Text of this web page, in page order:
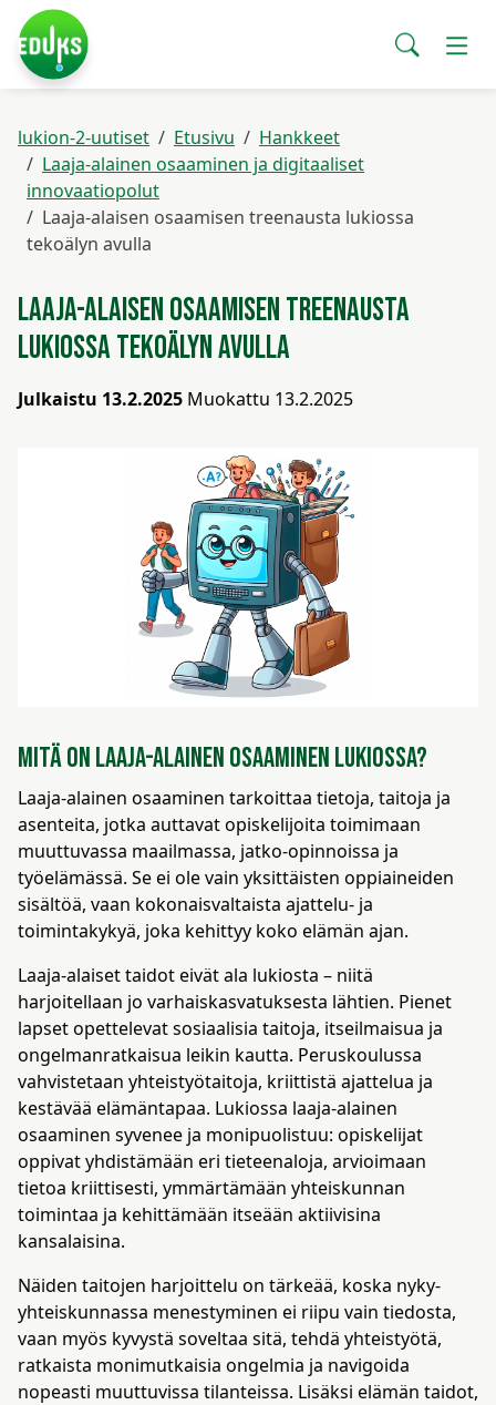
Siirry pääsisältöön
Valitse
oleva
tulos
ylös-
ja
alasnuolilla.
valittuun
hakutulokseen
painamalla
Kosketuslaitteiden
pyyhkäisyliikkeitä.
lukion-2-uutiset Etusivu
Hankkeet
Laaja-alainen osaaminen ja digitaaliset
innovaatiopolut
Laaja-alaisen osaamisen treenausta lukiossa
tekoälyn avulla
Laaja-alaisen osaamisen treenausta
lukiossa tekoälyn avulla
Julkaistu 13.2.2025 Muokattu 13.2.2025
Mitä on laaja-alainen osaaminen lukiossa?
Laaja-alainen osaaminen tarkoittaa tietoja, taitoja ja
asenteita, jotka auttavat opiskelijoita toimimaan
muuttuvassa maailmassa, jatko-opinnoissa ja
työelämässä. Se ei ole vain yksittäisten oppiaineiden
sisältöä, vaan kokonaisvaltaista ajattelu- ja
toimintakykyä, joka kehittyy koko elämän ajan.
Laaja-alaiset taidot eivät ala lukiosta – niitä
harjoitellaan jo varhaiskasvatuksesta lähtien. Pienet
lapset opettelevat sosiaalisia taitoja, itseilmaisua ja
ongelmanratkaisua leikin kautta. Peruskoulussa
vahvistetaan yhteistyötaitoja, kriittistä ajattelua ja
kestävää elämäntapaa. Lukiossa laaja-alainen
osaaminen syvenee ja monipuolistuu: opiskelijat
oppivat yhdistämään eri tieteenaloja, arvioimaan
tietoa kriittisesti, ymmärtämään yhteiskunnan
toimintaa ja kehittämään itseään aktiivisina
kansalaisina.
Näiden taitojen harjoittelu on tärkeää, koska nyky-
yhteiskunnassa menestyminen ei riipu vain tiedosta,
vaan myös kyvystä soveltaa sitä, tehdä yhteistyötä,
ratkaista monimutkaisia ongelmia ja navigoida
nopeasti muuttuvissa tilanteissa. Lisäksi elämän taidot,